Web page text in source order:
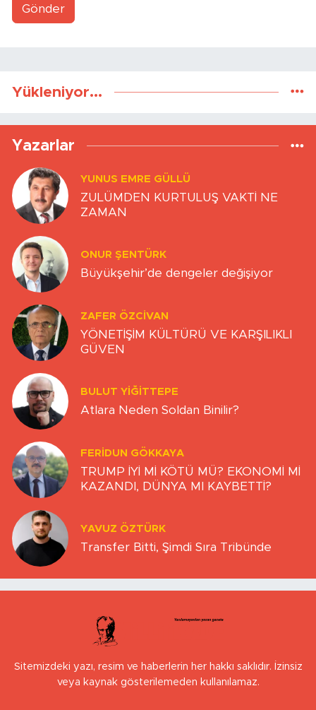
Gönder
Yükleniyor...
Yazarlar
YUNUS EMRE GÜLLÜ
ZULÜMDEN KURTULUŞ VAKTİ NE
ZAMAN
ONUR ŞENTÜRK
Büyükşehir’de dengeler değişiyor
ZAFER ÖZCIVAN
YÖNETİŞİM KÜLTÜRÜ VE KARŞILIKLI
GÜVEN
BULUT YİĞİTTEPE
Atlara Neden Soldan Binilir?
FERIDUN GÖKKAYA
TRUMP İYİ Mİ KÖTÜ MÜ? EKONOMİ Mİ
KAZANDI, DÜNYA MI KAYBETTİ?
YAVUZ ÖZTÜRK
Transfer Bitti, Şimdi Sıra Tribünde
Sitemizdeki yazı, resim ve haberlerin her hakkı saklıdır. İzinsiz
veya kaynak gösterilemeden kullanılamaz.